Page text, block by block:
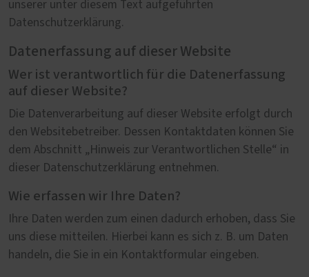
unserer unter diesem Text aufgeführten
Datenschutzerklärung.
Datenerfassung auf dieser Website
Wer ist verantwortlich für die Datenerfassung
auf dieser Website?
Die Datenverarbeitung auf dieser Website erfolgt durch
den Websitebetreiber. Dessen Kontaktdaten können Sie
dem Abschnitt „Hinweis zur Verantwortlichen Stelle“ in
dieser Datenschutzerklärung entnehmen.
Wie erfassen wir Ihre Daten?
Ihre Daten werden zum einen dadurch erhoben, dass Sie
uns diese mitteilen. Hierbei kann es sich z. B. um Daten
handeln, die Sie in ein Kontaktformular eingeben.